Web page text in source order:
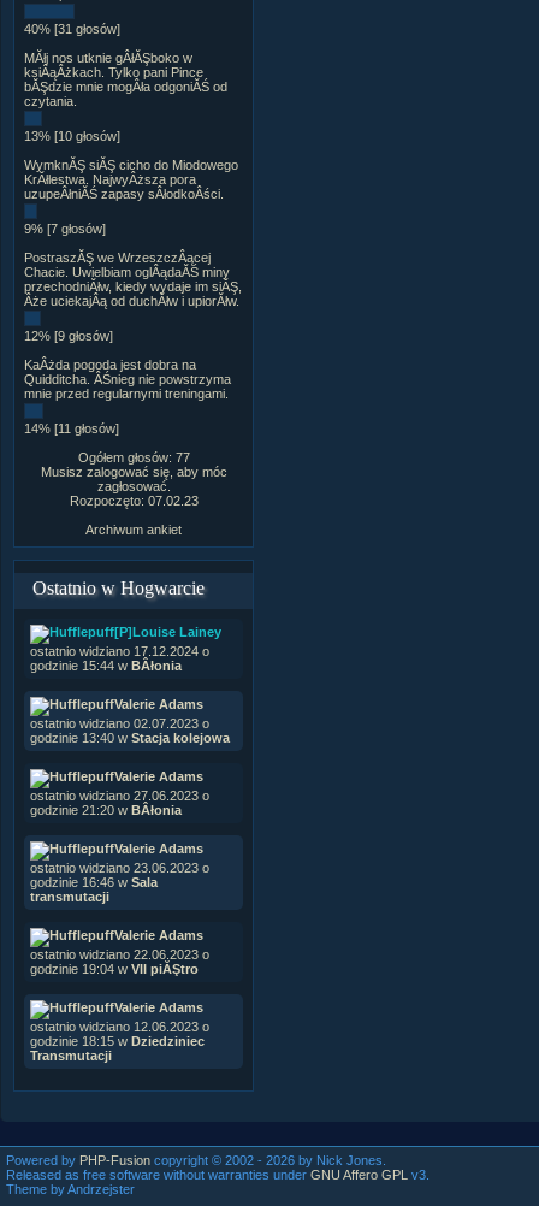
40% [31 głosów]
MĂłj nos utknie gÂłĂŞboko w
ksiÂąÂżkach. Tylko pani Pince
bĂŞdzie mnie mogÂła odgoniĂŚ od
czytania.
13% [10 głosów]
WymknĂŞ siĂŞ cicho do Miodowego
KrĂłlestwa. NajwyÂższa pora
uzupeÂłniĂŚ zapasy sÂłodkoÂści.
9% [7 głosów]
PostraszĂŞ we WrzeszczÂącej
Chacie. Uwielbiam oglÂądaĂŚ miny
przechodniĂłw, kiedy wydaje im siĂŞ,
Âże uciekajÂą od duchĂłw i upiorĂłw.
12% [9 głosów]
KaÂżda pogoda jest dobra na
Quidditcha. ÂŚnieg nie powstrzyma
mnie przed regularnymi treningami.
14% [11 głosów]
Ogółem głosów: 77
Musisz zalogować się, aby móc
zagłosować.
Rozpoczęto: 07.02.23
Archiwum ankiet
Ostatnio w Hogwarcie
[P]Louise Lainey
ostatnio widziano 17.12.2024 o
godzinie 15:44 w BÂłonia
Valerie Adams
ostatnio widziano 02.07.2023 o
godzinie 13:40 w Stacja kolejowa
Valerie Adams
ostatnio widziano 27.06.2023 o
godzinie 21:20 w BÂłonia
Valerie Adams
ostatnio widziano 23.06.2023 o
godzinie 16:46 w Sala
transmutacji
Valerie Adams
ostatnio widziano 22.06.2023 o
godzinie 19:04 w VII piĂŞtro
Valerie Adams
ostatnio widziano 12.06.2023 o
godzinie 18:15 w Dziedziniec
Transmutacji
Powered by PHP-Fusion copyright © 2002 - 2026 by Nick Jones.
Released as free software without warranties under GNU Affero GPL
v3.
Theme by Andrzejster